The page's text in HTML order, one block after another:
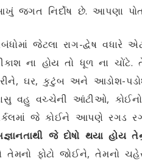
જગત નિર્દોષ છે. આપણા
જેટલા રાગ-દ્વેષ
ના હોય તો ધૂળ ના ચોંટે.
ઘર, કુટુંબ અને આડોશ-
વહુ વચ્ચેની આંટીઓ,
જે કોઈને આપણે રગડ
જે દોષો થયા હોય
તેમનો ફોટો જોઈને, તેમનો